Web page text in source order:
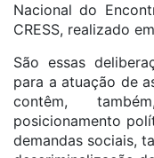
Nacional do
CRESS, realizado
São essas
para a atuação de
contêm,
posicionamento
demandas sociais,